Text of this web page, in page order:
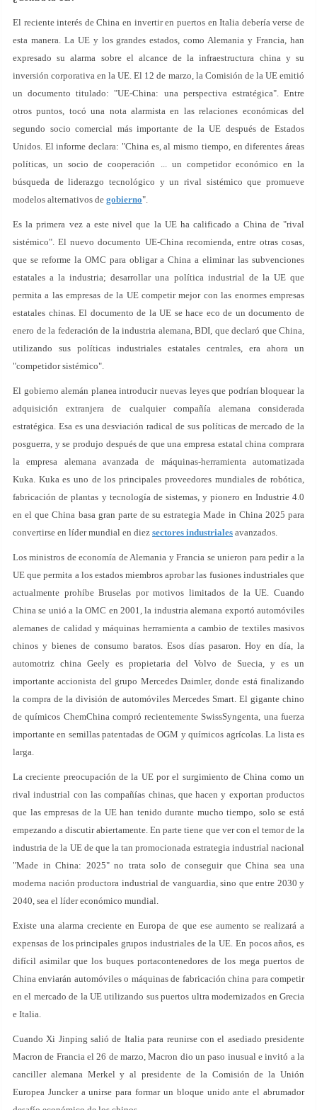
El reciente interés de China en invertir en puertos en Italia debería verse de
esta manera. La UE y los grandes estados, como Alemania y Francia, han
expresado su alarma sobre el alcance de la infraestructura china y su
inversión corporativa en la UE. El 12 de marzo, la Comisión de la UE emitió
un documento titulado: "UE-China: una perspectiva estratégica". Entre
otros puntos, tocó una nota alarmista en las relaciones económicas del
segundo socio comercial más importante de la UE después de Estados
Unidos. El informe declara: "China es, al mismo tiempo, en diferentes áreas
políticas, un socio de cooperación ... un competidor económico en la
búsqueda de liderazgo tecnológico y un rival sistémico que promueve
modelos alternativos de gobierno".
Es la primera vez a este nivel que la UE ha calificado a China de "rival
sistémico". El nuevo documento UE-China recomienda, entre otras cosas,
que se reforme la OMC para obligar a China a eliminar las subvenciones
estatales a la industria; desarrollar una política industrial de la UE que
permita a las empresas de la UE competir mejor con las enormes empresas
estatales chinas. El documento de la UE se hace eco de un documento de
enero de la federación de la industria alemana, BDI, que declaró que China,
utilizando sus políticas industriales estatales centrales, era ahora un
"competidor sistémico".
El gobierno alemán planea introducir nuevas leyes que podrían bloquear la
adquisición extranjera de cualquier compañía alemana considerada
estratégica. Esa es una desviación radical de sus políticas de mercado de la
posguerra, y se produjo después de que una empresa estatal china comprara
la empresa alemana avanzada de máquinas-herramienta automatizada
Kuka. Kuka es uno de los principales proveedores mundiales de robótica,
fabricación de plantas y tecnología de sistemas, y pionero en Industrie 4.0
en el que China basa gran parte de su estrategia Made in China 2025 para
convertirse en líder mundial en diez sectores industriales avanzados.
Los ministros de economía de Alemania y Francia se unieron para pedir a la
UE que permita a los estados miembros aprobar las fusiones industriales que
actualmente prohíbe Bruselas por motivos limitados de la UE. Cuando
China se unió a la OMC en 2001, la industria alemana exportó automóviles
alemanes de calidad y máquinas herramienta a cambio de textiles masivos
chinos y bienes de consumo baratos. Esos días pasaron. Hoy en día, la
automotriz china Geely es propietaria del Volvo de Suecia, y es un
importante accionista del grupo Mercedes Daimler, donde está finalizando
la compra de la división de automóviles Mercedes Smart. El gigante chino
de químicos ChemChina compró recientemente SwissSyngenta, una fuerza
importante en semillas patentadas de OGM y químicos agrícolas. La lista es
larga.
La creciente preocupación de la UE por el surgimiento de China como un
rival industrial con las compañías chinas, que hacen y exportan productos
que las empresas de la UE han tenido durante mucho tiempo, solo se está
empezando a discutir abiertamente. En parte tiene que ver con el temor de la
industria de la UE de que la tan promocionada estrategia industrial nacional
"Made in China: 2025" no trata solo de conseguir que China sea una
moderna nación productora industrial de vanguardia, sino que entre 2030 y
2040, sea el líder económico mundial.
Existe una alarma creciente en Europa de que ese aumento se realizará a
expensas de los principales grupos industriales de la UE. En pocos años, es
difícil asimilar que los buques portacontenedores de los mega puertos de
China enviarán automóviles o máquinas de fabricación china para competir
en el mercado de la UE utilizando sus puertos ultra modernizados en Grecia
e Italia.
Cuando Xi Jinping salió de Italia para reunirse con el asediado presidente
Macron de Francia el 26 de marzo, Macron dio un paso inusual e invitó a la
canciller alemana Merkel y al presidente de la Comisión de la Unión
Europea Juncker a unirse para formar un bloque unido ante el abrumador